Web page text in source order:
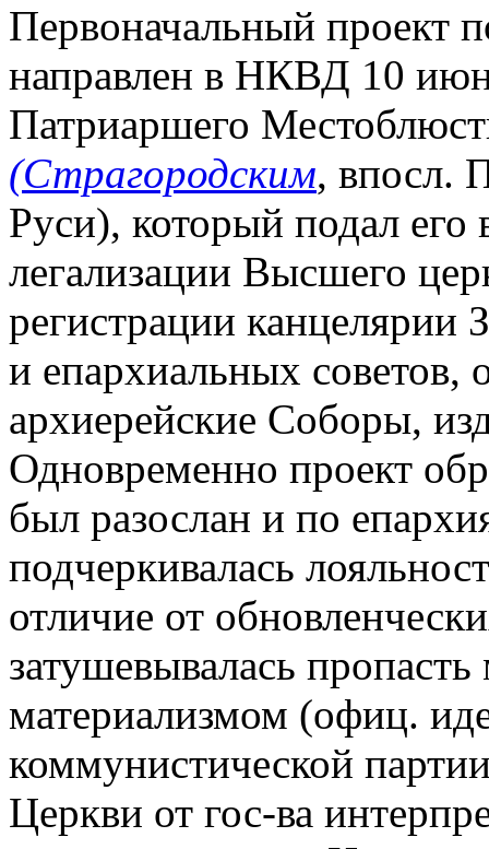
Первоначальный проект
направлен в НКВД 10
Патриаршего
(Страгородским, впосл.
Руси), который подал его
легализации Высшего
регистрации канцелярии
и епархиальных советов,
архиерейские Соборы,
Одновременно проект
был разослан и по
подчеркивалась
отличие от
затушевывалась
материализмом (офиц.
коммунистической
Церкви от гос-ва